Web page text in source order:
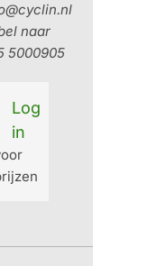
naar
5000905
Log
in